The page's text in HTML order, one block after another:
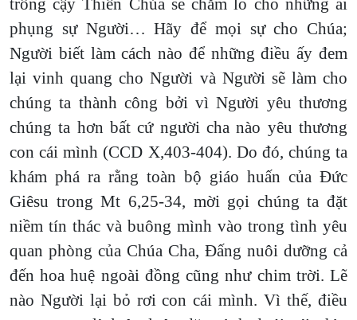
trông cậy Thiên Chúa sẽ chăm lo cho những ai
phụng sự Người… Hãy để mọi sự cho Chúa;
Người biết làm cách nào để những điều ấy đem
lại vinh quang cho Người và Người sẽ làm cho
chúng ta thành công bởi vì Người yêu thương
chúng ta hơn bất cứ người cha nào yêu thương
con cái mình (CCD X,403-404). Do đó, chúng ta
khám phá ra rằng toàn bộ giáo huấn của Đức
Giêsu trong Mt 6,25-34, mời gọi chúng ta đặt
niềm tín thác và buông mình vào trong tình yêu
quan phòng của Chúa Cha, Đấng nuôi dưỡng cả
đến hoa huệ ngoài đồng cũng như chim trời. Lẽ
nào Người lại bỏ rơi con cái mình. Vì thế, điều